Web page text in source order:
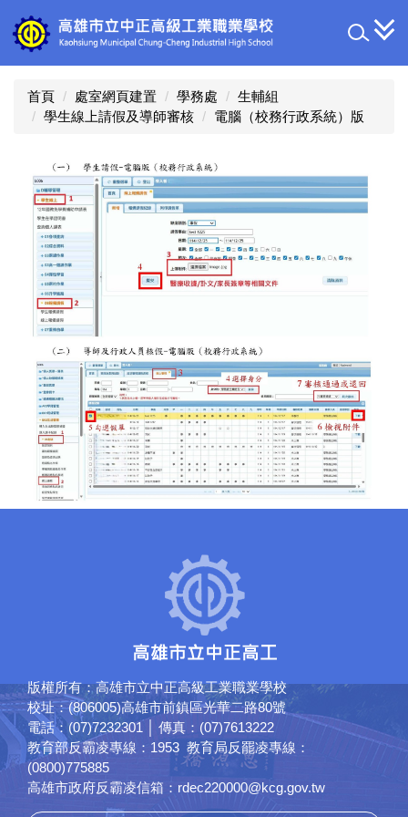
到
主
首頁 處室網頁建置 學務處
生輔組
學生線上請假及導師審核
電腦（校務行政系統）版
版權所有：高雄市立中正高級工業職業學校
校址：(806005)高雄市前鎮區光華二路80號
電話：(07)7232301 │ 傳真：(07)7613222
教育部反霸凌專線：1953 教育局反罷凌專線：
(0800)775885
高雄市政府反霸凌信箱：rdec220000@kcg.gov.tw